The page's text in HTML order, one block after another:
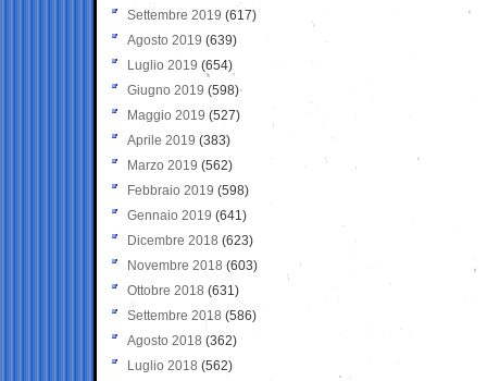
Settembre 2019 (617)
Agosto 2019 (639)
Luglio 2019 (654)
Giugno 2019 (598)
Maggio 2019 (527)
Aprile 2019 (383)
Marzo 2019 (562)
Febbraio 2019 (598)
Gennaio 2019 (641)
Dicembre 2018 (623)
Novembre 2018 (603)
Ottobre 2018 (631)
Settembre 2018 (586)
Agosto 2018 (362)
Luglio 2018 (562)